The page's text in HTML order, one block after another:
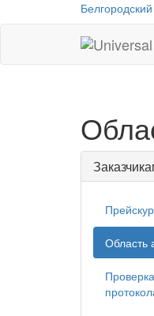
homepage
Область